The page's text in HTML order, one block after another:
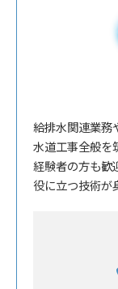
給排水関連業務
水道工事全般を
経験者の方も歓
役に立つ技術が